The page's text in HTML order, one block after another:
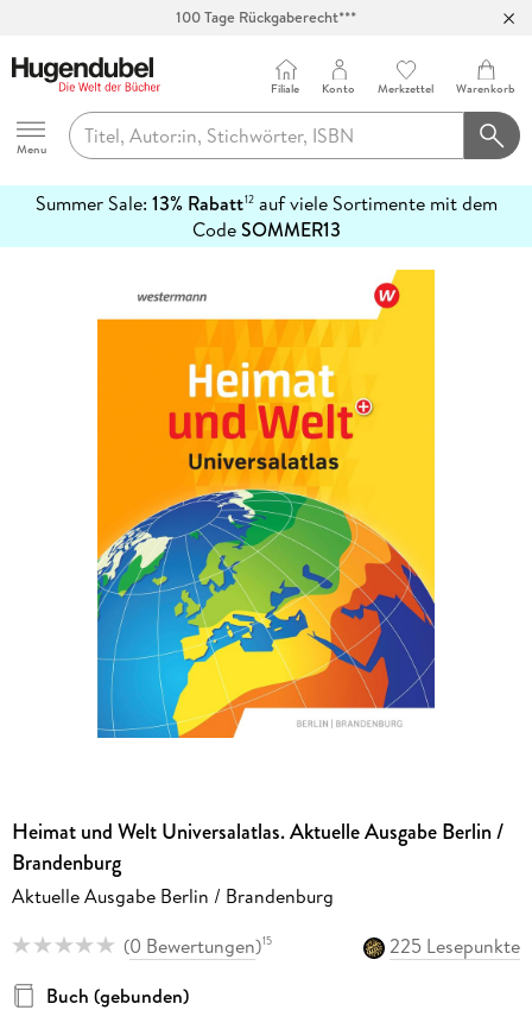
100 Tage Rückgaberecht***
Hugendubel
Menu
Filiale Konto Merkzettel Warenkorb
Summer Sale: 13% Rabatt12auf viele Sortimente mit dem
CodeSOMMER13
erfahren
Heimat und Welt Universalatlas. Aktuelle Ausgabe Berlin /
Brandenburg
Aktuelle Ausgabe Berlin / Brandenburg
(0 Bewertungen)15
225 Lesepunkte
Buch (gebunden)